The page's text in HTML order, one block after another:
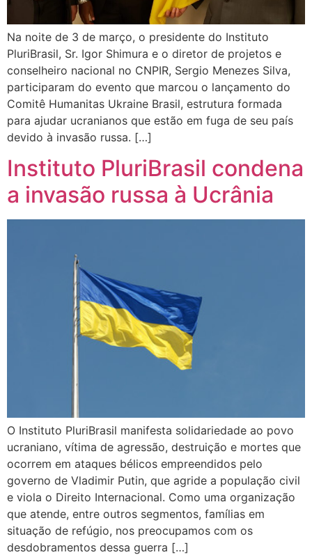
Na noite de 3 de março, o presidente do Instituto
PluriBrasil, Sr. Igor Shimura e o diretor de projetos e
conselheiro nacional no CNPIR, Sergio Menezes Silva,
participaram do evento que marcou o lançamento do
Comitê Humanitas Ukraine Brasil, estrutura formada
para ajudar ucranianos que estão em fuga de seu país
devido à invasão russa. […]
Instituto PluriBrasil condena
a invasão russa à Ucrânia
O Instituto PluriBrasil manifesta solidariedade ao povo
ucraniano, vítima de agressão, destruição e mortes que
ocorrem em ataques bélicos empreendidos pelo
governo de Vladimir Putin, que agride a população civil
e viola o Direito Internacional. Como uma organização
que atende, entre outros segmentos, famílias em
situação de refúgio, nos preocupamos com os
desdobramentos dessa guerra […]